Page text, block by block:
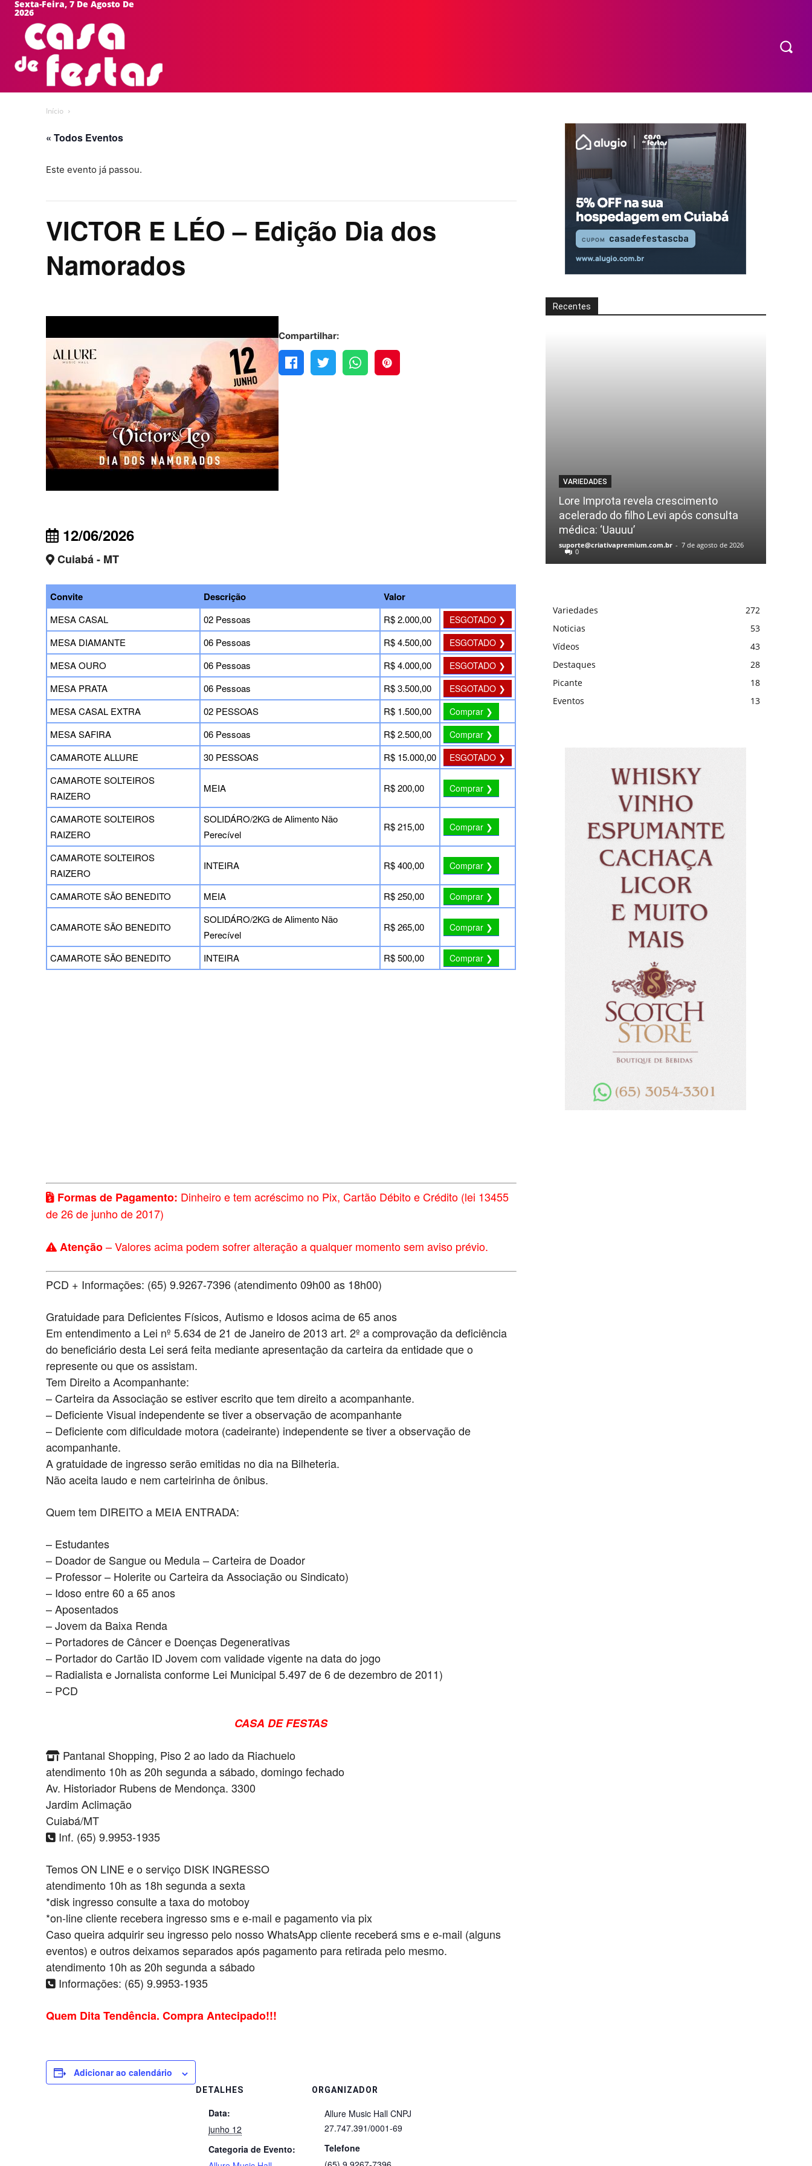
Sexta-Feira, 7 De Agosto De
2026
Início
« Todos Eventos
Este evento já passou.
VICTOR E LÉO – Edição Dia dos
Namorados
Compartilhar:
12/06/2026
Cuiabá - MT
Convite Descrição Valor
MESA CASAL 02 Pessoas R$ 2.000,00 ESGOTADO ❯
MESA DIAMANTE 06 Pessoas R$ 4.500,00 ESGOTADO ❯
MESA OURO 06 Pessoas R$ 4.000,00 ESGOTADO ❯
MESA PRATA 06 Pessoas R$ 3.500,00 ESGOTADO ❯
MESA CASAL EXTRA 02 PESSOAS R$ 1.500,00 Comprar ❯
MESA SAFIRA 06 Pessoas R$ 2.500,00 Comprar ❯
CAMAROTE ALLURE 30 PESSOAS R$ 15.000,00 ESGOTADO ❯
CAMAROTE SOLTEIROS
RAIZERO
MEIA R$ 200,00 Comprar ❯
CAMAROTE SOLTEIROS
RAIZERO
SOLIDÁRO/2KG de Alimento Não
Perecível
R$ 215,00 Comprar ❯
CAMAROTE SOLTEIROS
RAIZERO
INTEIRA R$ 400,00 Comprar ❯
CAMAROTE SÃO BENEDITO MEIA R$ 250,00 Comprar ❯
CAMAROTE SÃO BENEDITO
SOLIDÁRO/2KG de Alimento Não
Perecível
R$ 265,00 Comprar ❯
CAMAROTE SÃO BENEDITO INTEIRA R$ 500,00 Comprar ❯
Formas de Pagamento: Dinheiro e tem acréscimo no Pix, Cartão Débito e Crédito (lei 13455
de 26 de junho de 2017)
Atenção– Valores acima podem sofrer alteração a qualquer momento sem aviso prévio.
PCD + Informações: (65) 9.9267-7396 (atendimento 09h00 as 18h00)
Gratuidade para Deficientes Físicos, Autismo e Idosos acima de 65 anos
Em entendimento a Lei nº 5.634 de 21 de Janeiro de 2013 art. 2º a comprovação da deficiência
do beneficiário desta Lei será feita mediante apresentação da carteira da entidade que o
represente ou que os assistam.
Tem Direito a Acompanhante:
– Carteira da Associação se estiver escrito que tem direito a acompanhante.
– Deficiente Visual independente se tiver a observação de acompanhante
– Deficiente com dificuldade motora (cadeirante) independente se tiver a observação de
acompanhante.
A gratuidade de ingresso serão emitidas no dia na Bilheteria.
Não aceita laudo e nem carteirinha de ônibus.
Quem tem DIREITO a MEIA ENTRADA:
– Estudantes
– Doador de Sangue ou Medula – Carteira de Doador
– Professor – Holerite ou Carteira da Associação ou Sindicato)
– Idoso entre 60 a 65 anos
– Aposentados
– Jovem da Baixa Renda
– Portadores de Câncer e Doenças Degenerativas
– Portador do Cartão ID Jovem com validade vigente na data do jogo
– Radialista e Jornalista conforme Lei Municipal 5.497 de 6 de dezembro de 2011)
– PCD
CASA DE FESTAS
Pantanal Shopping, Piso 2 ao lado da Riachuelo
atendimento 10h as 20h segunda a sábado, domingo fechado
Av. Historiador Rubens de Mendonça. 3300
Jardim Aclimação
Cuiabá/MT
Inf. (65) 9.9953-1935
Temos ON LINE e o serviço DISK INGRESSO
atendimento 10h as 18h segunda a sexta
*disk ingresso consulte a taxa do motoboy
*on-line cliente recebera ingresso sms e e-mail e pagamento via pix
Caso queira adquirir seu ingresso pelo nosso WhatsApp cliente receberá sms e e-mail (alguns
eventos) e outros deixamos separados após pagamento para retirada pelo mesmo.
atendimento 10h as 20h segunda a sábado
Informações: (65) 9.9953-1935
Quem Dita Tendência. Compra Antecipado!!!
Adicionar ao calendário
DETALHES
Data:
junho 12
Categoria de Evento:
ORGANIZADOR
Allure Music Hall CNPJ
27.747.391/0001-69
Telefone
Recentes
VARIEDADES
Lore Improta revela crescimento
acelerado do filho Levi após consulta
médica: ‘Uauuu’
suporte@criativapremium.com.br - 7 de agosto de 2026
0
Variedades
272
Noticias
53
Vídeos
43
Destaques
28
Picante
18
Eventos
13